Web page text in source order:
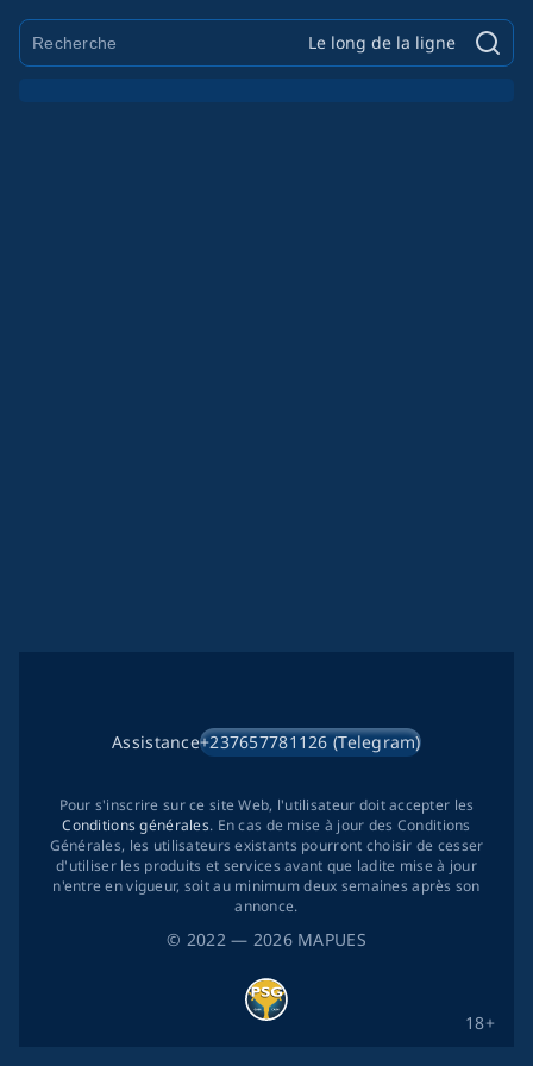
Le long de la ligne
© 2022— 2026 MAPUES
Assistance+237657781126 (Telegram)
18+
Pour s'inscrire sur ce site Web, l'utilisateur doit accepter les
Conditions générales. En cas de mise à jour des Conditions
Générales, les utilisateurs existants pourront choisir de cesser
d'utiliser les produits et services avant que ladite mise à jour
n'entre en vigueur, soit au minimum deux semaines après son
annonce.